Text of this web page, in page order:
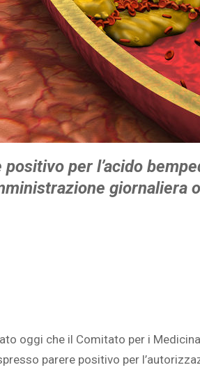
per l’acido
giornaliera
oggi che il Comitato per i
parere positivo per